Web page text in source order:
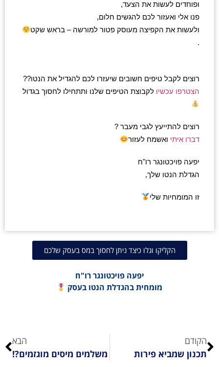
ופוחדים לעשות את הצעד,
פנו אלי ואעזור לכם להגשים חלום,
ולעשות את הקפיצה מעוסק פטור למורשה – בראש שקט
.
רוצים לקבל טיפים חשובים שיעזרו לכם להגדיל את הנטו??
הצטרפו עכשיו לקבוצת הטיפים שלנו ותתחילו לחסוך בגדול
רוצים להתייעץ לגבי מעבר ?
דברו איתי ואשמח לעזור
יפעה פויכטונגר רו"ח
הגדלת הנטו שלך,
זו המומחיות שלי
הקליקו וגלו כיצד ניתן לחסוך במס בעסק שלכם
יפעה פויכטונגר רו"ח
מומחית בהגדלת הנטו בעסק
הקודם
תכנון שמביא פירות
הבא
משלמים מיסים מוגזמים?!